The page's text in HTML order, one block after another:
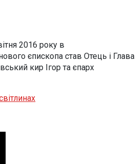
2016 року в
єпископа став Отець і Глава
кир Ігор та єпарх